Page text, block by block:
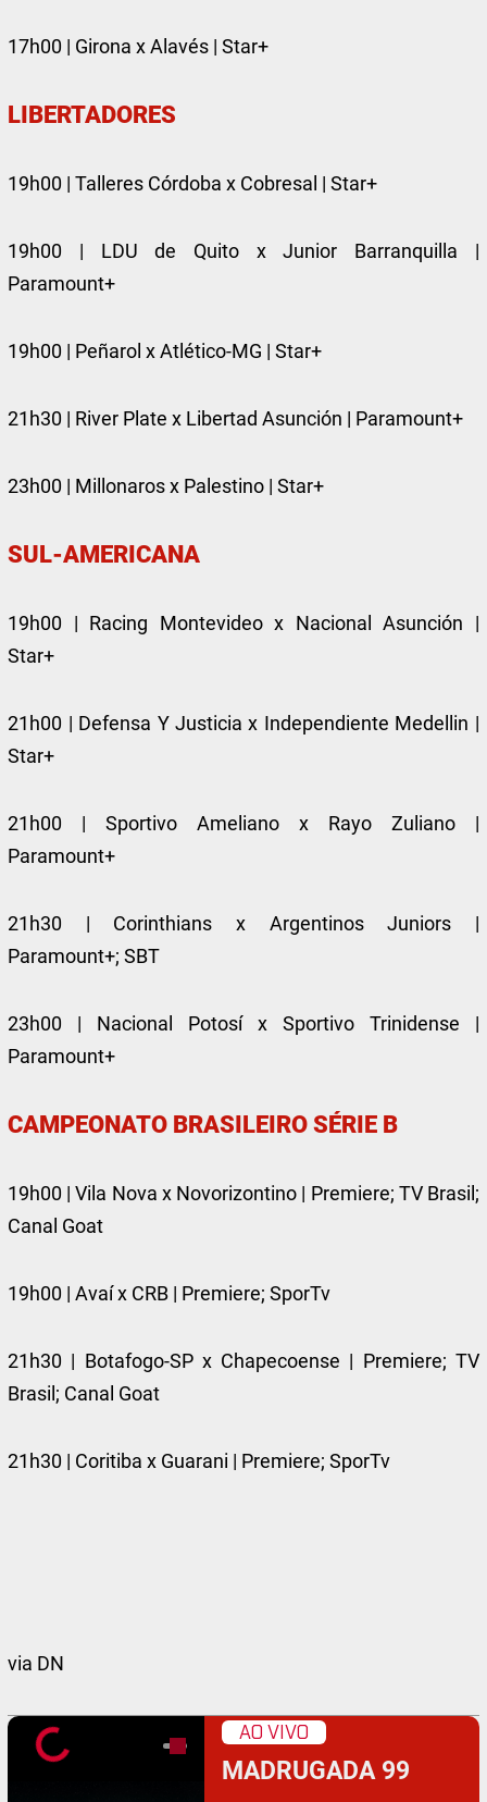
17h00 | Girona x Alavés | Star+
LIBERTADORES
19h00 | Talleres Córdoba x Cobresal | Star+
19h00 | LDU de Quito x Junior Barranquilla |
Paramount+
19h00 | Peñarol x Atlético-MG | Star+
21h30 | River Plate x Libertad Asunción | Paramount+
23h00 | Millonaros x Palestino | Star+
SUL-AMERICANA
19h00 | Racing Montevideo x Nacional Asunción |
Star+
21h00 | Defensa Y Justicia x Independiente Medellin |
Star+
21h00 | Sportivo Ameliano x Rayo Zuliano |
Paramount+
21h30 | Corinthians x Argentinos Juniors |
Paramount+; SBT
23h00 | Nacional Potosí x Sportivo Trinidense |
Paramount+
CAMPEONATO BRASILEIRO SÉRIE B
19h00 | Vila Nova x Novorizontino | Premiere; TV Brasil;
Canal Goat
19h00 | Avaí x CRB | Premiere; SporTv
21h30 | Botafogo-SP x Chapecoense | Premiere; TV
Brasil; Canal Goat
21h30 | Coritiba x Guarani | Premiere; SporTv
via DN
AO VIVO
MADRUGADA 99